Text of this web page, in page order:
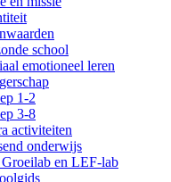
school
emotioneel leren
1-2
3-8
activiteiten
onderwijs
en LEF-lab